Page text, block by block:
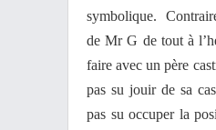
symbolique.
de Mr G de tout à
faire avec un père
pas su jouir de sa
pas su occuper la